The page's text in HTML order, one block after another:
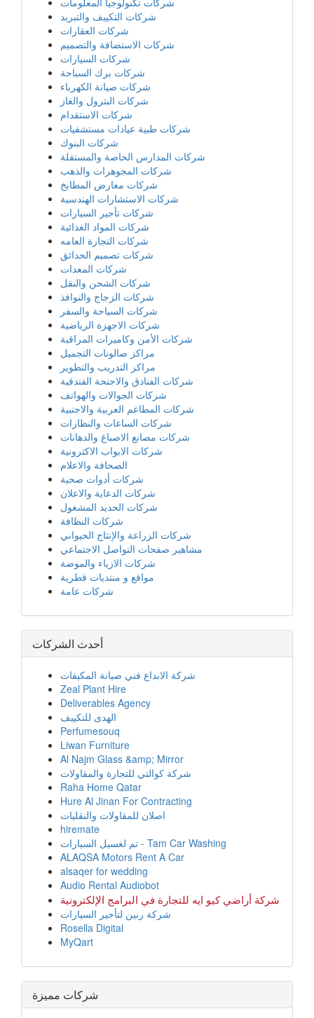
شركات التكييف والتبريد
شركات العقارات
شركات الاستضافة والتصميم
شركات السيارات
شركات برك السباحة
شركات صيانة الكهرباء
شركات البترول والغاز
شركات الاستقدام
شركات طبية عيادات مستشفيات
شركات البنوك
شركات المدارس الخاصة والمستقلة
شركات المجوهرات والذهب
شركات معارض المطابخ
شركات الاستشارات الهندسية
شركات تأجير السيارات
شركات المواد الغذائية
شركات التجارة العامه
شركات تصميم الحدائق
شركات المعدات
شركات الشحن والنقل
شركات الزجاج والنوافذ
شركات السياحة والسفر
شركات الاجهزة الرياضية
شركات الأمن وكاميرات المراقبة
مراكز صالونات التجميل
مراكز التدريب والتطوير
شركات الفنادق والاجنحة الفندقية
شركات الجوالات والهواتف
شركات المطاعم العربية والاجنبية
شركات الساعات والنظارات
شركات مصانع الاصباغ والدهانات
شركات الابواب الاكترونية
الصحافة والاعلام
شركات أدوات صحية
شركات الدعاية والاعلان
شركات الحديد المشغول
شركات النظافة
شركات الزراعة والإنتاج الحيواني
مشاهير صفحات التواصل الاجتماعي
شركات الازياء والموضة
مواقع و منتديات قطرية
شركات عامة
أحدث الشركات
شركة الابداع فني صيانة المكيفات
Zeal Plant Hire
Deliverables Agency
الهدى للتكييف
Perfumesouq
Liwan Furniture
Al Najm Glass &amp; Mirror
شركة كوالتي للتجارة والمقاولات
Raha Home Qatar
Hure Al Jinan For Contracting
اصلان للمقاولات والنقليات
hiremate
تم لغسيل السيارات - Tam Car Washing
ALAQSA Motors Rent A Car
alsaqer for wedding
Audio Rental Audiobot
شركة أراضي كيو ايه للتجارة في البرامج الإلكترونية
شركة رنين لتأجير السيارات
Rosella Digital
MyQart
شركات مميزة